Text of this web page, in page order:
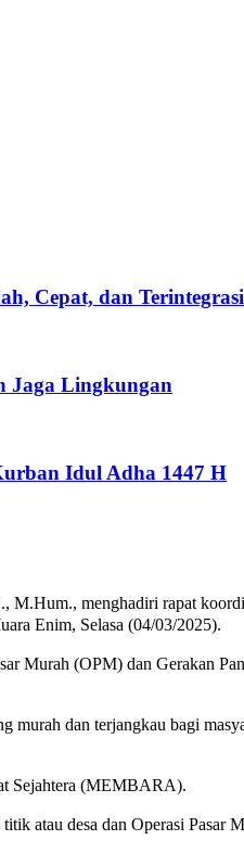
Cepat, dan Terintegrasi
Jaga Lingkungan
Idul Adha 1447 H
menghadiri rapat
Enim, Selasa (04/03/2025).
Murah (OPM) dan Gerakan
dan terjangkau bagi
Sejahtera (MEMBARA).
atau desa dan Operasi Pasar